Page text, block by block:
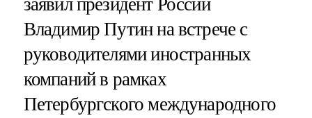
заявил президент России
Владимир Путин на встрече с
руководителями иностранных
компаний в рамках
Петербургского международного